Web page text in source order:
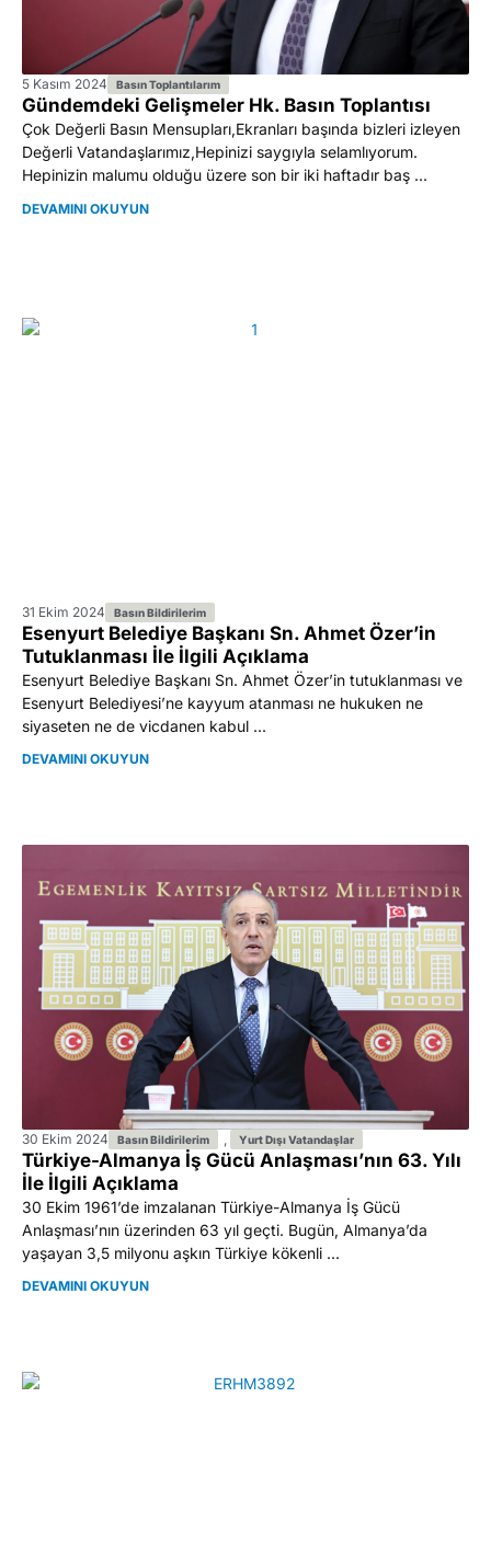
5 Kasım 2024 Basın Toplantılarım
Gündemdeki Gelişmeler Hk. Basın Toplantısı
Çok Değerli Basın Mensupları,Ekranları başında bizleri izleyen
Değerli Vatandaşlarımız,Hepinizi saygıyla selamlıyorum.
Hepinizin malumu olduğu üzere son bir iki haftadır baş ...
DEVAMINI OKUYUN
31 Ekim 2024 Basın Bildirilerim
Esenyurt Belediye Başkanı Sn. Ahmet Özer’in
Tutuklanması İle İlgili Açıklama
Esenyurt Belediye Başkanı Sn. Ahmet Özer’in tutuklanması ve
Esenyurt Belediyesi’ne kayyum atanması ne hukuken ne
siyaseten ne de vicdanen kabul ...
DEVAMINI OKUYUN
30 Ekim 2024 Basın Bildirilerim Yurt Dışı Vatandaşlar
Türkiye-Almanya İş Gücü Anlaşması’nın 63. Yılı
İle İlgili Açıklama
30 Ekim 1961’de imzalanan Türkiye-Almanya İş Gücü
Anlaşması’nın üzerinden 63 yıl geçti. Bugün, Almanya’da
yaşayan 3,5 milyonu aşkın Türkiye kökenli ...
DEVAMINI OKUYUN